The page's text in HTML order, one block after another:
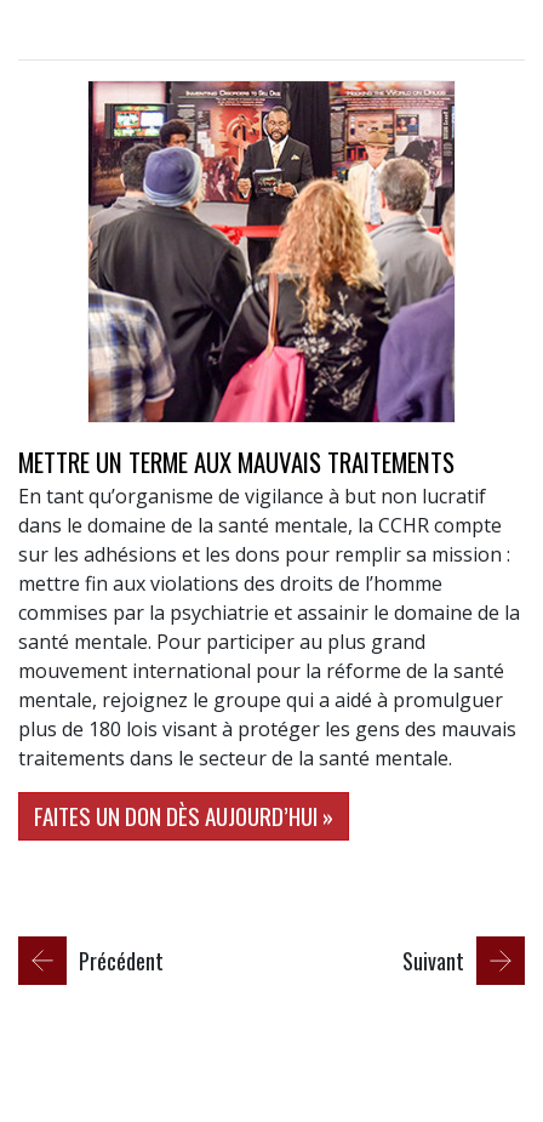
METTRE UN TERME AUX MAUVAIS TRAITEMENTS
En tant qu’organisme de vigilance à but non lucratif
dans le domaine de la santé mentale, la CCHR compte
sur les adhésions et les dons pour remplir sa mission :
mettre fin aux violations des droits de l’homme
commises par la psychiatrie et assainir le domaine de la
santé mentale. Pour participer au plus grand
mouvement international pour la réforme de la santé
mentale, rejoignez le groupe qui a aidé à promulguer
plus de 180 lois visant à protéger les gens des mauvais
traitements dans le secteur de la santé mentale.
FAITES UN DON DÈS AUJOURD’HUI »
Précédent Suivant